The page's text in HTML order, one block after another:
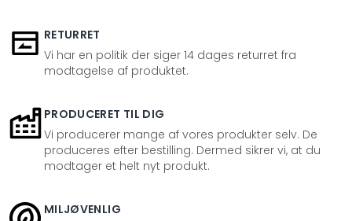
RETURRET
Vi har en politik der siger 14 dages returret fra
modtagelse af produktet.
PRODUCERET TIL DIG
Vi producerer mange af vores produkter selv. De
produceres efter bestilling. Dermed sikrer vi, at du
modtager et helt nyt produkt.
MILJØVENLIG